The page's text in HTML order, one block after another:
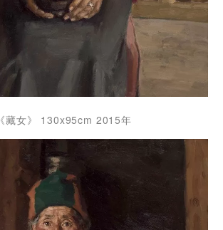
《藏女》 130x95cm 2015年